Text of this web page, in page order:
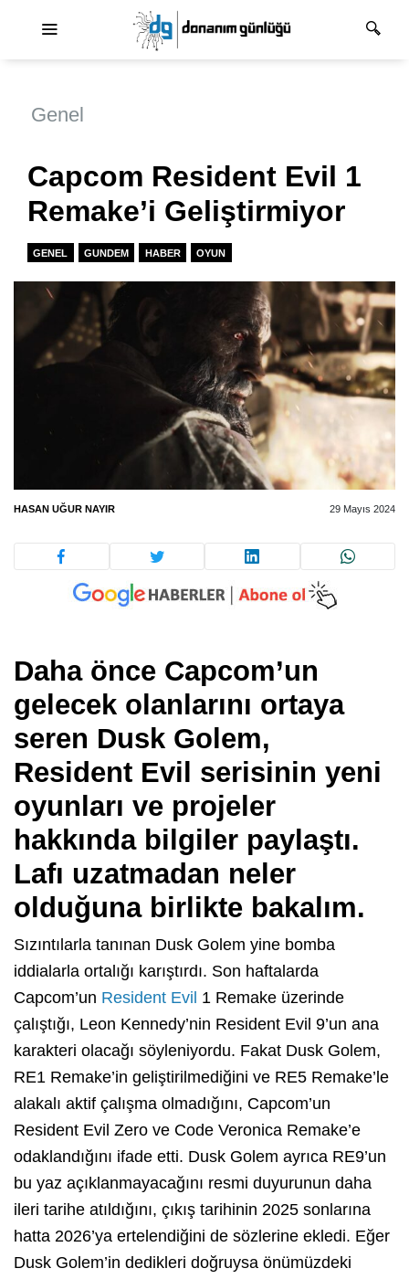
Genel
Capcom Resident Evil 1
Remake’i Geliştirmiyor
GENEL GUNDEM HABER OYUN
HASAN UĞUR NAYIR 29 Mayıs 2024
Daha önce Capcom’un
gelecek olanlarını ortaya
seren Dusk Golem,
Resident Evil serisinin yeni
oyunları ve projeler
hakkında bilgiler paylaştı.
Lafı uzatmadan neler
olduğuna birlikte bakalım.
Sızıntılarla tanınan Dusk Golem yine bomba
iddialarla ortalığı karıştırdı. Son haftalarda
Capcom’un Resident Evil 1 Remake üzerinde
çalıştığı, Leon Kennedy’nin Resident Evil 9’un ana
karakteri olacağı söyleniyordu. Fakat Dusk Golem,
RE1 Remake’in geliştirilmediğini ve RE5 Remake’le
alakalı aktif çalışma olmadığını, Capcom’un
Resident Evil Zero ve Code Veronica Remake’e
odaklandığını ifade etti. Dusk Golem ayrıca RE9’un
bu yaz açıklanmayacağını resmi duyurunun daha
ileri tarihe atıldığını, çıkış tarihinin 2025 sonlarına
hatta 2026’ya ertelendiğini de sözlerine ekledi. Eğer
Dusk Golem’in dedikleri doğruysa önümüzdeki